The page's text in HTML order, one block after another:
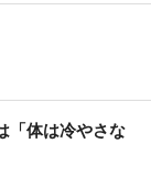
「体は冷やさな